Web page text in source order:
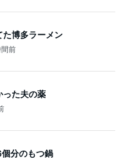
た博多ラーメン
前
った夫の薬
分のもつ鍋